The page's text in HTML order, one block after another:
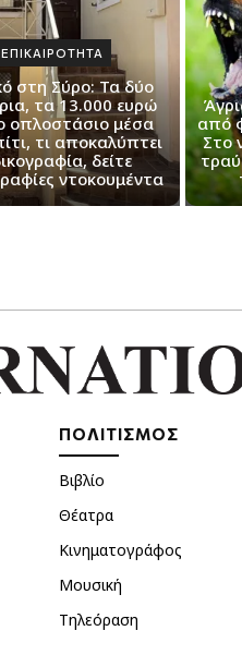
ΕΠΙΚΑΙΡΟΤΗΤΑ
στη Σύρο: Τα δύο
τα 13.000 ευρώ
οπλοστάσιο μέσα
τι αποκαλύπτει
δείτε
ντοκουμέντα
από
Στο
ΠΟΛΙΤΙΣΜΟΣ
Βιβλίο
Θέατρα
Κινηματογράφος
Μουσική
Τηλεόραση